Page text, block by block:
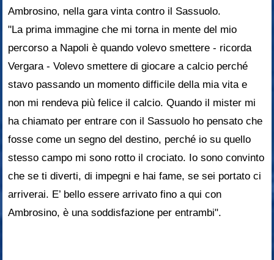
Ambrosino, nella gara vinta contro il Sassuolo.
"La prima immagine che mi torna in mente del mio
percorso a Napoli è quando volevo smettere - ricorda
Vergara - Volevo smettere di giocare a calcio perché
stavo passando un momento difficile della mia vita e
non mi rendeva più felice il calcio. Quando il mister mi
ha chiamato per entrare con il Sassuolo ho pensato che
fosse come un segno del destino, perché io su quello
stesso campo mi sono rotto il crociato. Io sono convinto
che se ti diverti, di impegni e hai fame, se sei portato ci
arriverai. E’ bello essere arrivato fino a qui con
Ambrosino, è una soddisfazione per entrambi".